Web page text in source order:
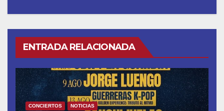
ENTRADA RELACIONADA
CONCIERTOS NOTICIAS